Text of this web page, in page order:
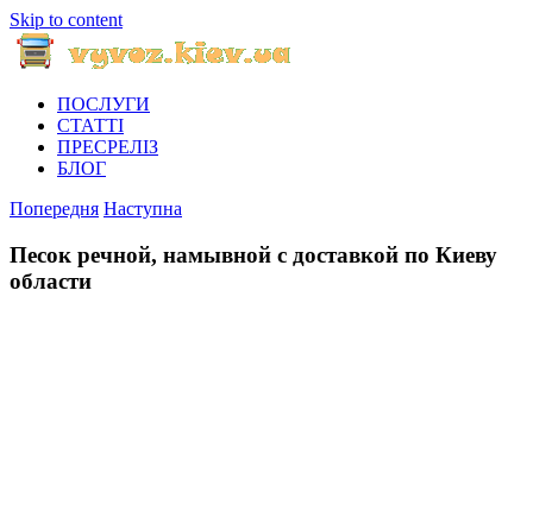
Skip to content
ПОСЛУГИ
СТАТТІ
ПРЕСРЕЛІЗ
БЛОГ
Попередня Наступна
Песок речной, намывной с доставкой по Киеву
области